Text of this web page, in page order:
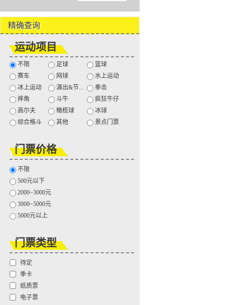
精确查询
运动项目
不限 足球
篮球
赛车
网球
水上运动
冰上运动
演出&节...
拳击
摔角
斗牛
疯狂牛仔
高尔夫
橄榄球
冰球
综合格斗
其他 景点门票
门票价格
不限
500元以下
2000~3000元
3000~5000元
5000元以上
门票类型
待定
季卡
纸质票
电子票